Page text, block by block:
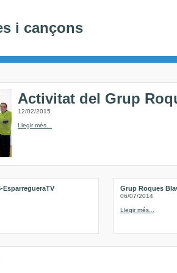
i cançons
Activitat del Grup
12/02/2015
Llegir més...
EsparregueraTV Grup Roques
06/07/2014
Llegir més...